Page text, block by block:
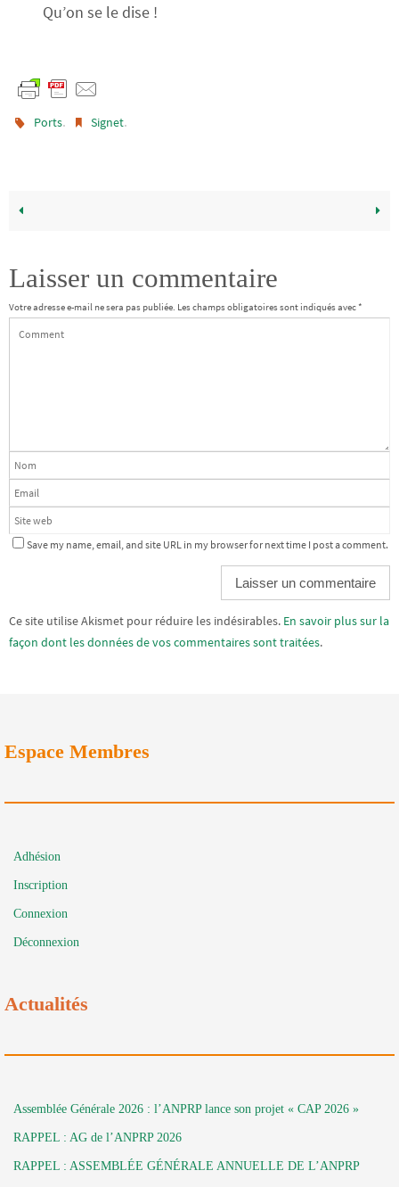
Qu’on se le dise !
Ports. Signet.
Laisser un commentaire
Votre adresse e-mail ne sera pas publiée. Les champs obligatoires sont indiqués avec*
Save my name, email, and site URL in my browser for next time I post a comment.
Alternative:
Ce site utilise Akismet pour réduire les indésirables. En savoir plus sur la
façon dont les données de vos commentaires sont traitées.
Espace Membres
Adhésion
Inscription
Connexion
Déconnexion
Actualités
Assemblée Générale 2026 : l’ANPRP lance son projet « CAP 2026 »
RAPPEL : AG de l’ANPRP 2026
RAPPEL : ASSEMBLÉE GÉNÉRALE ANNUELLE DE L’ANPRP